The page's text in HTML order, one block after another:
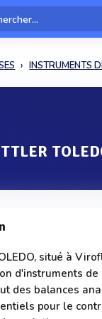
INSTRUMENTS
situé à
d'instruments
des balances
pour le